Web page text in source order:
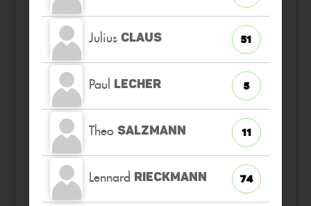
Julius CLAUS 51
Paul LECHER 5
Theo SALZMANN 11
Lennard RIECKMANN 74